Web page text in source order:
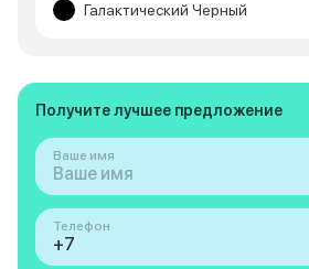
Галактический Черный
Получите лучшее предложение
Ваше имя
Телефон